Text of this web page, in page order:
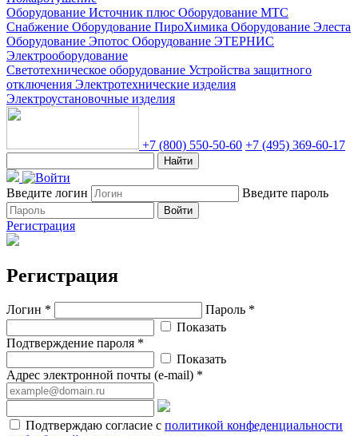
Оборудование Источник плюс Оборудование МТС
Снабжение Оборудование ПироХимика Оборудование Элеста
Оборудование Эпотос Оборудование ЭТЕРНИС
Электрооборудование
Светотехническое оборудование Устройства защитного
отключения Электротехнические изделия
Электроустановочные изделия
+7 (800) 550-50-60 +7 (495) 369-60-17
Найти
Введите логин Введите пароль
Войти
Регистрация
Регистрация
Логин *
Пароль *
Показать
Подтверждение пароля *
Показать
Адрес электронной почты (e-mail) *
Подтверждаю согласие с политикой конфеденциальности